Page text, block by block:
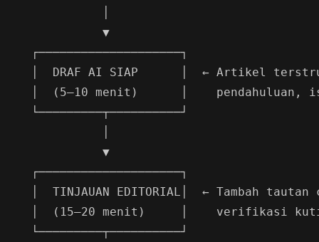
            ▼
  ┌────────────────────┐
│  DRAF AI SIAP      │  ← Artikel
│  (5–10 menit)      │    pendahuluan,
  └─────────┬──────────┘
            ▼
  ┌────────────────────┐
│  TINJAUAN EDITORIAL│  ← Tambah tautan
│  (15–20 menit)     │    verifikasi
  └─────────┬──────────┘